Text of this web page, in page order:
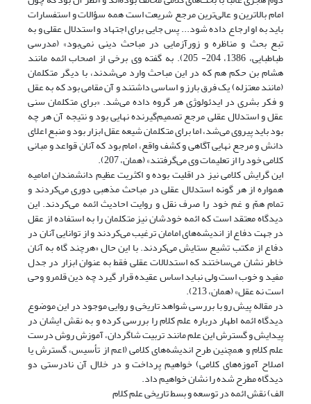
امام بالاترین و عالی‌ترین مرجع شریعت است همه سؤالات و استفسارات
باید به او ارجاع داده شود... پس جایی برای اجتهاد و استدلال عقلی و به
تبع بحث و مناظره و زورآزمایی در مباحث دینی نمی‌بود» (مدرسی
طباطبایی، 1386، 204- 205). به گفته وی برخی از اصحاب ائمه مانند
هشام بن حکم هم که در این مباحث وارد می‌شدند، با دیگر متکلمان
(مانند معتزله) یک فرق بارز و اساسی داشتند و آن مقامی بود که به عقل
و فکر بشری در ایدئولوژی هر گروه داده می‌شد. «برای متکلمان سنی
عقل و استدلال عقلی مرجع تصمیم‌گیرنده نهایی بود و نتیجه آن هر چه
بود باید پیروی می‌شد، اما برای متکلمان شیعه عقل ابزار بود و منبع اعلای
دانش و مرجع نهایی آگاهی و کشف واقع، امام بود که آنان قواعد و مبانی
کلامی خود را از تعلیمات وی می‌گرفتند» (همان، 207).
این گرایش کلامی نیز در اقلیت بوده و اکثریت عظیم دانشمندان امامیه
همواره از هر گونه استدلال عقلی در مباحث مذهبی دوری می‌کردند و
تمام همّ و غم خود را صرف نقل و روایت احادیث ائمه می‌کردند. این
دیدگاه معتقد است که ائمه خودشان نیز متکلمان را به استفاده از عقل
در جهت دفاع از اندیشه‌های امامان ترغیب می‌کردند و از توانایی آنان در
دفاع از مکتب تشیع ستایش می‌کردند. با این حال «هرچند گاه به آنان
خاطر نشان می‌ساختند که استدلالات عقلی فقط به عنوان ابزار در جدل
مفید و خوب است ولی نباید اساس عقیده قرار گیرد چه دین قلمرو وحی
است نه عقل» (همان، 213).
در مقاله پیش رو با بررسی شواهد تاریخی و روایی موجود در این موضوع
دیدگاه ائمه اطهار درباره علم کلام را بررسی کرده و به نقش ایشان در
پیدایش و گسترش این علم مانند تربیت شاگردان، آموزش روش‌ درست
علم کلام و همچنین طرح اندیشه‌های کلامی (اعم از تأسیس، گسترش یا
اصلاح آموزه‌های کلامی) خواهیم پرداخت و در خلال آن نادرستی دو
دیدگاه مطرح شده را نشان خواهیم داد.
الف) نقش ائمه در توسعه و بسط تاریخی علم کلام